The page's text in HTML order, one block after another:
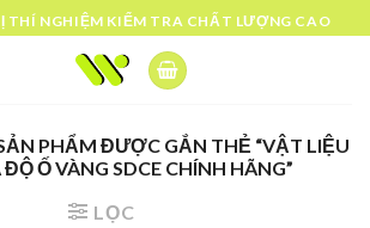
THÍ NGHIỆM KIỂM TRA CHẤT LƯỢNG CAO
PHẨM ĐƯỢC GẮN THẺ “VẬT LIỆU
Ố VÀNG SDCE CHÍNH HÃNG”
LỌC